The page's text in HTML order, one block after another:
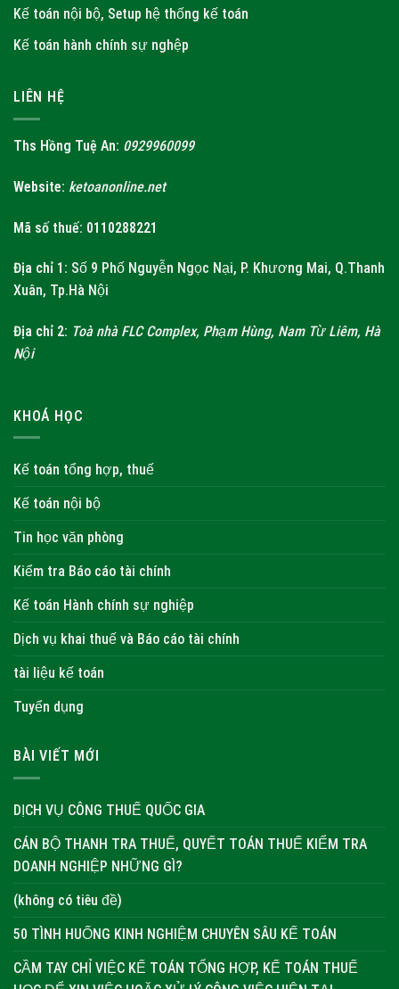
Kế toán nội bộ, Setup hệ thống kế toán
Kế toán hành chính sự nghệp
LIÊN HỆ
Ths Hồng Tuệ An: 0929960099
Website: ketoanonline.net
Mã số thuế: 0110288221
Địa chỉ 1: Số 9 Phố Nguyễn Ngọc Nại, P. Khương Mai, Q.Thanh
Xuân, Tp.Hà Nội
Địa chỉ 2: Toà nhà FLC Complex, Phạm Hùng, Nam Từ Liêm, Hà
Nội
KHOÁ HỌC
Kế toán tổng hợp, thuế
Kế toán nội bộ
Tin học văn phòng
Kiểm tra Báo cáo tài chính
Kế toán Hành chính sự nghiệp
Dịch vụ khai thuế và Báo cáo tài chính
tài liệu kế toán
Tuyển dụng
BÀI VIẾT MỚI
DỊCH VỤ CÔNG THUẾ QUỐC GIA
CÁN BỘ THANH TRA THUẾ, QUYẾT TOÁN THUẾ KIỂM TRA
DOANH NGHIỆP NHỮNG GÌ?
(không có tiêu đề)
50 TÌNH HUỐNG KINH NGHIỆM CHUYÊN SÂU KẾ TOÁN
CẦM TAY CHỈ VIỆC KẾ TOÁN TỔNG HỢP, KẾ TOÁN THUẾ